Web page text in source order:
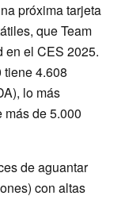
próxima tarjeta
que Team
en el CES 2025.
tiene 4.608
lo más
de 5.000
de aguantar
con altas